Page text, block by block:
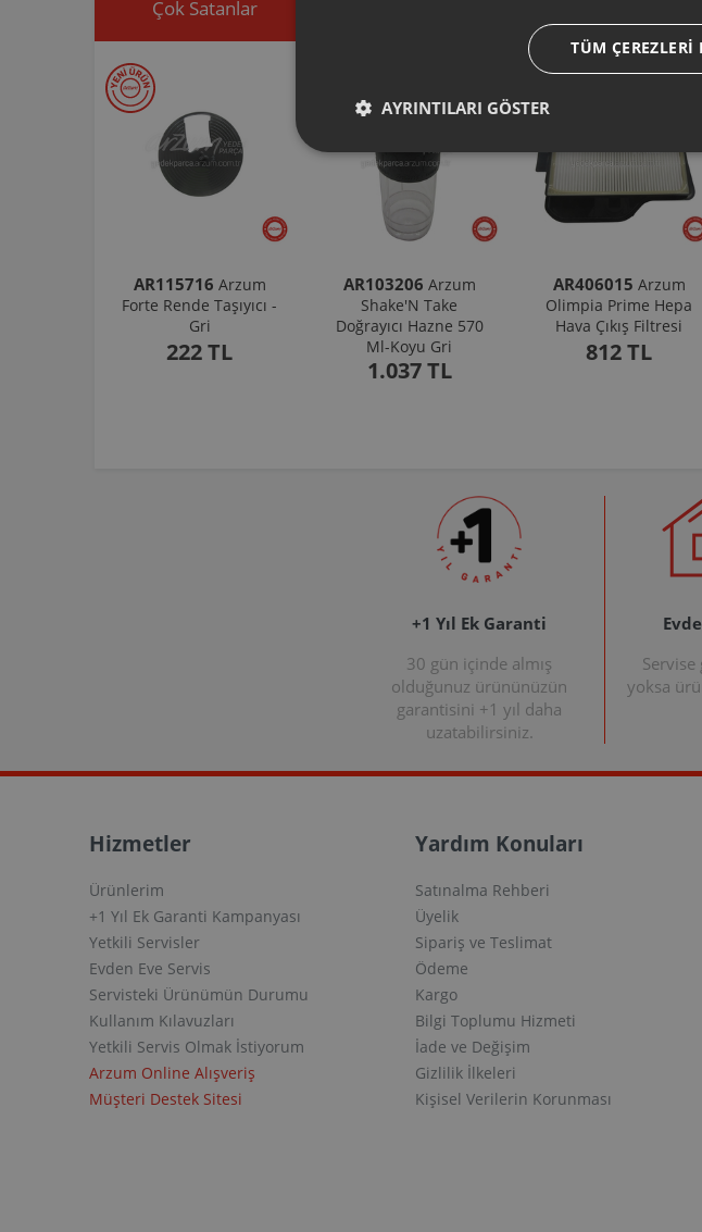
Çok Satanlar
AR115716 Arzum
Forte Rende Taşıyıcı -
Gri
222 TL
AR103206 Arzum
Shake'N Take
Doğrayıcı Hazne 570
Ml-Koyu Gri
1.037 TL
AR406015 Arzum
Olimpia Prime Hepa
Hava Çıkış Filtresi
812 TL
+1 Yıl Ek Garanti
30 gün içinde almış
olduğunuz ürününüzün
garantisini +1 yıl daha
uzatabilirsiniz.
yoksa
Hizmetler
Ürünlerim
+1 Yıl Ek Garanti Kampanyası
Yetkili Servisler
Evden Eve Servis
Servisteki Ürünümün Durumu
Kullanım Kılavuzları
Yetkili Servis Olmak İstiyorum
Arzum Online Alışveriş
Müşteri Destek Sitesi
Yardım Konuları
Satınalma Rehberi
Üyelik
Sipariş ve Teslimat
Ödeme
Kargo
Bilgi Toplumu Hizmeti
İade ve Değişim
Gizlilik İlkeleri
Kişisel Verilerin Korunması
TÜM ÇEREZLERI
AYRINTILARI GÖSTER